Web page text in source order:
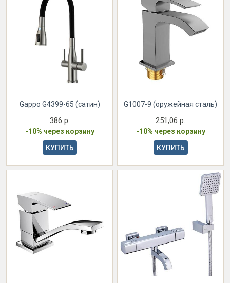
Gappo G4399-65 (сатин)
386 р.
-10% через корзину
КУПИТЬ
G1007-9 (оружейная сталь)
251,06 р.
-10% через корзину
КУПИТЬ